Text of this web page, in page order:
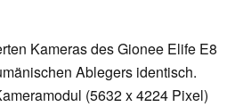
Kameras des Gionee Elife E8
Ablegers identisch.
(5632 x 4224 Pixel)